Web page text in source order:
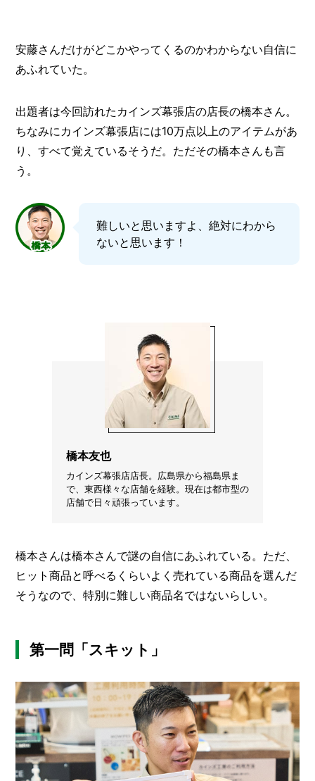
安藤さんだけがどこかやってくるのかわからない自信に
あふれていた。
出題者は今回訪れたカインズ幕張店の店長の橋本さん。
ちなみにカインズ幕張店には10万点以上のアイテムがあ
り、すべて覚えているそうだ。ただその橋本さんも言
う。
難しいと思いますよ、絶対にわから
ないと思います！
橋本友也
カインズ幕張店店長。広島県から福島県ま
で、東西様々な店舗を経験。現在は都市型の
店舗で日々頑張っています。
橋本さんは橋本さんで謎の自信にあふれている。ただ、
ヒット商品と呼べるくらいよく売れている商品を選んだ
そうなので、特別に難しい商品名ではないらしい。
第一問「スキット」